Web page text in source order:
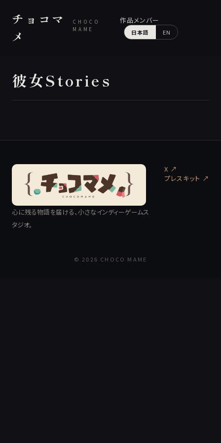
チョコマ
メ
CHOCO
MAME
作品メンバー
日本語 EN
彼女Stories
心に残る物語を届ける、小さなインディーゲームス
タジオ。
X ↗
プレスキット ↗
© 2026 CHOCO MAME